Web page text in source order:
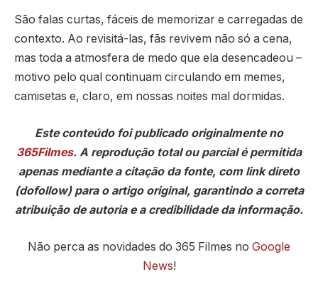
São falas curtas, fáceis de memorizar e carregadas de
contexto. Ao revisitá-las, fãs revivem não só a cena,
mas toda a atmosfera de medo que ela desencadeou –
motivo pelo qual continuam circulando em memes,
camisetas e, claro, em nossas noites mal dormidas.
Este conteúdo foi publicado originalmente no
365Filmes. A reprodução total ou parcial é permitida
apenas mediante a citação da fonte, com link direto
(dofollow) para o artigo original, garantindo a correta
atribuição de autoria e a credibilidade da informação.
Não perca as novidades do 365 Filmes no Google
News!